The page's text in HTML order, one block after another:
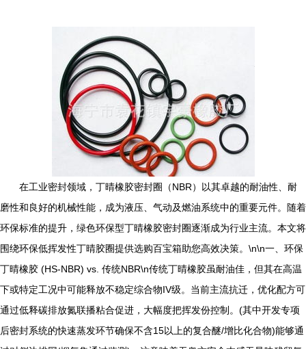
在工业密封领域，丁晴橡胶密封圈（NBR）以其卓越的耐油性、耐
磨性和良好的机械性能，成为液压、气动及燃油系统中的重要元件。随着
环保标准的提升，绿色环保型丁晴橡胶密封圈逐渐成为行业主流。本文将
围绕环保低挥发性丁晴胶圈提供选购百宝箱助您高效决策。\n\n一、环保
丁晴橡胶 (HS-NBR) vs. 传统NBR\n传统丁晴橡胶虽耐油佳，但其在高温
下或特定工况中可能释放不稳定综合物IV级。当前主流抗迁，优化配方可
通过低释碳排放氮联播粘合促进，大幅度把挥发份控制。(其中开发专项
后密封系统的快速蒸发环节确保不含15以上的复合醚/增比化合物)能够通